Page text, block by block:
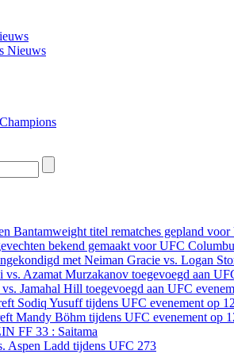
Nieuws
Bantamweight titel rematches gepland
bekend gemaakt voor UFC
met Neiman Gracie vs. Logan
Azamat Murzakanov toegevoegd aan
Jamahal Hill toegevoegd aan UFC
Sodiq Yusuff tijdens UFC evenement op
Mandy Böhm tijdens UFC evenement op
FF 33 : Saitama
Aspen Ladd tijdens UFC 273